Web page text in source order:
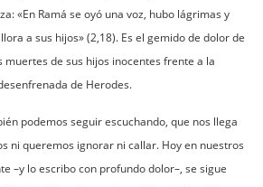
«En Ramá se oyó una voz, hubo lágrimas y
a sus hijos» (2,18). Es el gemido de dolor de
muertes de sus hijos inocentes frente a la
de Herodes.
podemos seguir escuchando, que nos llega
ni queremos ignorar ni callar. Hoy en nuestros
–y lo escribo con profundo dolor–, se sigue